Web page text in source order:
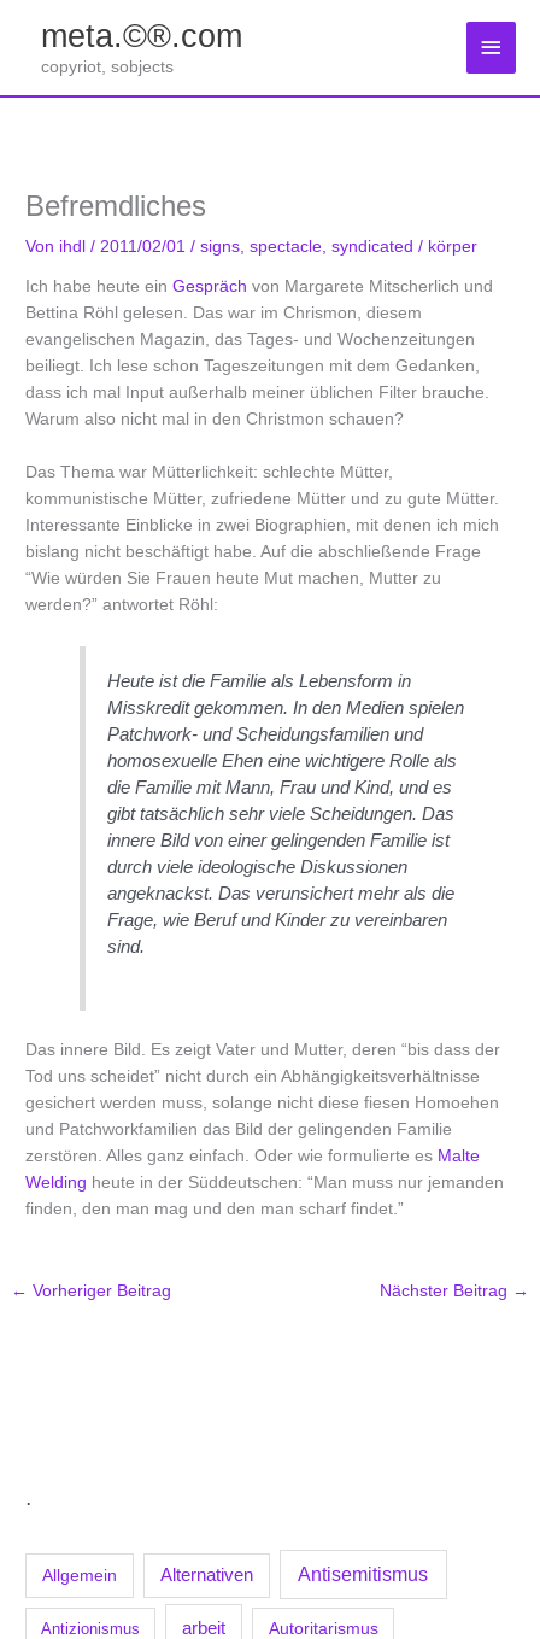
springen
meta.©®.com
copyriot, sobjects
.
Allgemein Alternativen Antisemitismus
Antizionismus arbeit Autoritarismus
Befremdliches
Von ihdl/ 2011/02/01/signs ,spectacle ,syndicated / körper
Ich habe heute einGespräch von Margarete Mitscherlich und
Bettina Röhl gelesen. Das war im Chrismon, diesem
evangelischen Magazin, das Tages- und Wochenzeitungen
beiliegt. Ich lese schon Tageszeitungen mit dem Gedanken,
dass ich mal Input außerhalb meiner üblichen Filter brauche.
Warum also nicht mal in den Christmon schauen?
Das Thema war Mütterlichkeit: schlechte Mütter,
kommunistische Mütter, zufriedene Mütter und zu gute Mütter.
Interessante Einblicke in zwei Biographien, mit denen ich mich
bislang nicht beschäftigt habe. Auf die abschließende Frage
“Wie würden Sie Frauen heute Mut machen, Mutter zu
werden?” antwortet Röhl:
Heute ist die Familie als Lebensform in
Misskredit ge­kommen. In den Medien spielen
Patchwork- und Scheidungsfamilien und
homosexuelle Ehen eine wichtigere Rolle als
die Familie mit Mann, Frau und Kind, und es
gibt tatsächlich sehr viele Scheidungen. Das
innere Bild von einer gelingenden Familie ist
durch viele ideologische Diskussionen
angeknackst. Das verunsichert mehr als die
Frage, wie Beruf und Kinder zu vereinbaren
sind.
Das innere Bild. Es zeigt Vater und Mutter, deren “bis dass der
Tod uns scheidet” nicht durch ein Abhängigkeitsverhältnisse
gesichert werden muss, solange nicht diese fiesen Homoehen
und Patchworkfamilien das Bild der gelingenden Familie
zerstören. Alles ganz einfach. Oder wie formulierte es Malte
Welding heute in der Süddeutschen: “Man muss nur jemanden
finden, den man mag und den man scharf findet.”
← Vorheriger Beitrag Nächster Beitrag →